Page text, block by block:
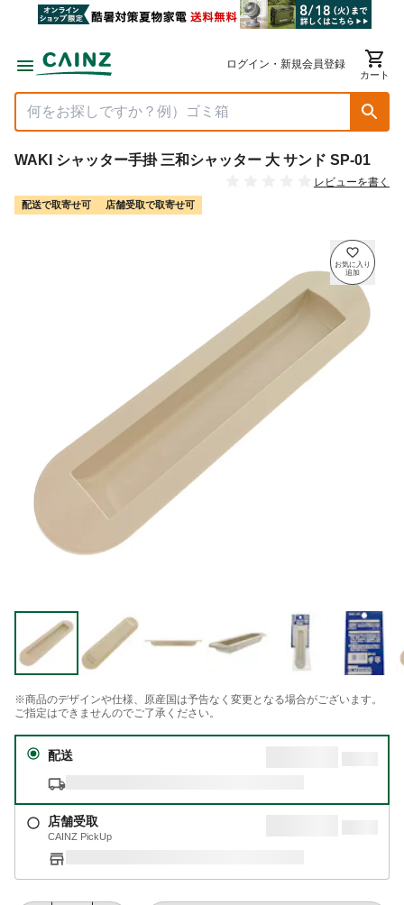
ログイン・新規会員登録
カート
WAKI シャッター手掛 三和シャッター 大 サンド SP-01
レビューを書く
配送で取寄せ可 店舗受取で取寄せ可
※商品のデザインや仕様、原産国は予告なく変更となる場合がございます。
ご指定はできませんのでご了承ください。
配送
店舗受取
CAINZ PickUp